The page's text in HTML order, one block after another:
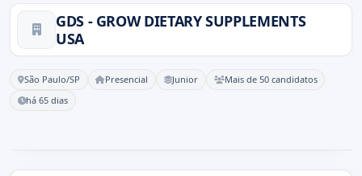
GDS - GROW DIETARY SUPPLEMENTS
USA
São Paulo/SP Presencial Junior
Mais de 50 candidatos
há 65 dias